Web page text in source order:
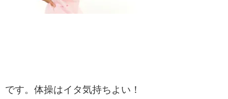
です。体操はイタ気持ちよい！